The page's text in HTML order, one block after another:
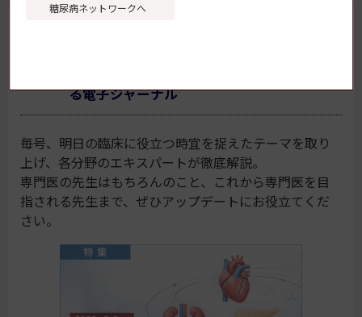
る電子ジャーナル
毎号、明日の臨床に役立つ時宜を捉えたテーマを取り
上げ、各分野のエキスパートが徹底解説。
専門医の先生はもちろんのこと、これから専門医を目
指される先生まで、ぜひアップデートにお役立てくだ
さい。
糖尿病ネットワークへ